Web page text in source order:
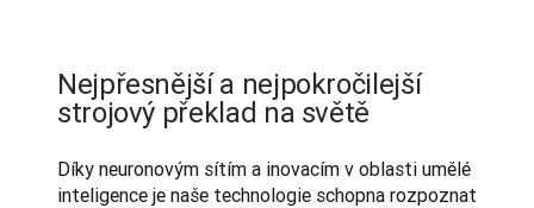
Nejpřesnější a nejpokročilejší
strojový překlad na světě
Díky neuronovým sítím a inovacím v oblasti umělé
inteligence je naše technologie schopna rozpoznat